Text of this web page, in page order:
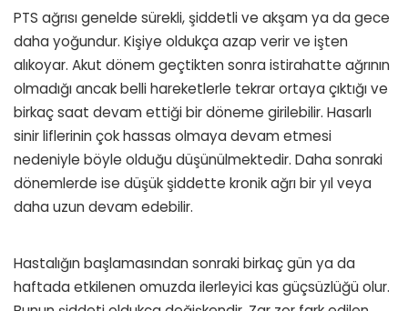
PTS ağrısı genelde sürekli, şiddetli ve akşam ya da gece
daha yoğundur. Kişiye oldukça azap verir ve işten
alıkoyar. Akut dönem geçtikten sonra istirahatte ağrının
olmadığı ancak belli hareketlerle tekrar ortaya çıktığı ve
birkaç saat devam ettiği bir döneme girilebilir. Hasarlı
sinir liflerinin çok hassas olmaya devam etmesi
nedeniyle böyle olduğu düşünülmektedir. Daha sonraki
dönemlerde ise düşük şiddette kronik ağrı bir yıl veya
daha uzun devam edebilir.
Hastalığın başlamasından sonraki birkaç gün ya da
haftada etkilenen omuzda ilerleyici kas güçsüzlüğü olur.